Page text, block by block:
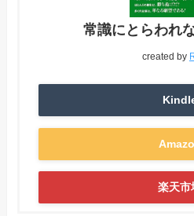
常識にとらわれ
created by
楽天市